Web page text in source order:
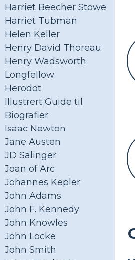
Harriet Beecher Stowe
Harriet Tubman
Helen Keller
Henry David Thoreau
Henry Wadsworth
Longfellow
Herodot
Illustrert Guide til
Biografier
Isaac Newton
Jane Austen
JD Salinger
Joan of Arc
Johannes Kepler
John Adams
John F. Kennedy
John Knowles
John Locke
John Smith